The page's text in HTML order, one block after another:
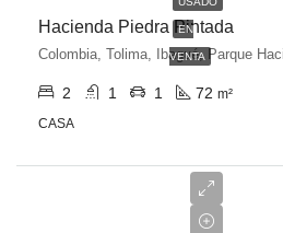
EN
VENTA
Hacienda Piedra Pintada
2 1 1 72 m²
CASA